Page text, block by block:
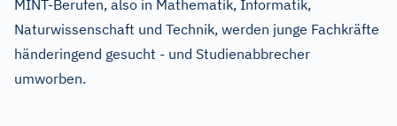
MINT-Berufen, also in Mathematik, Informatik,
Naturwissenschaft und Technik, werden junge Fachkräfte
händeringend gesucht - und Studienabbrecher
umworben.